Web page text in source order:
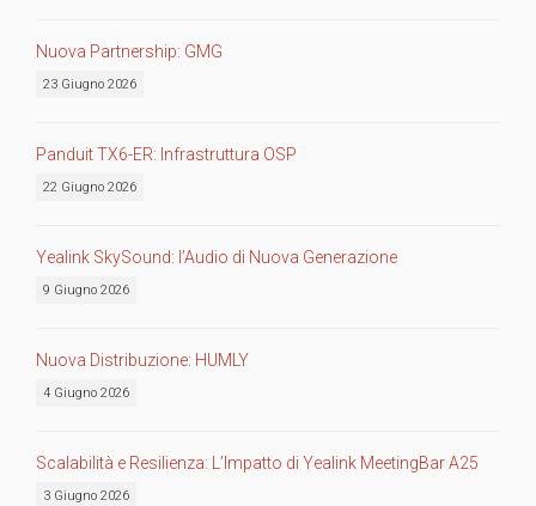
Nuova Partnership: GMG
23 Giugno 2026
Panduit TX6-ER: Infrastruttura OSP
22 Giugno 2026
Yealink SkySound: l’Audio di Nuova Generazione
9 Giugno 2026
Nuova Distribuzione: HUMLY
4 Giugno 2026
Scalabilità e Resilienza: L’Impatto di Yealink MeetingBar A25
3 Giugno 2026